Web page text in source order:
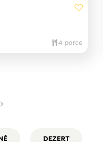
4 porce
DEZERT